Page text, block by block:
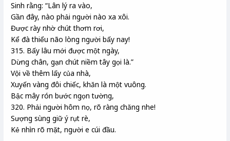
Sinh rằng: “Lân lý ra vào,
Gần đây, nào phải người nào xa xôi.
Được rày nhờ chút thơm rơi,
Kể đà thiểu não lòng người bấy nay!
315. Bấy lâu mới được một ngày,
Dừng chân, gạn chút niềm tây gọi là.”
Vội về thêm lấy của nhà,
Xuyến vàng đôi chiếc, khăn là một vuông.
Bậc mây rón bước ngọn tường,
320. Phải người hôm nọ, rõ ràng chăng nhe!
Sượng sùng giữ ý rụt rè,
Kẻ nhìn rõ mặt, người e cúi đầu.